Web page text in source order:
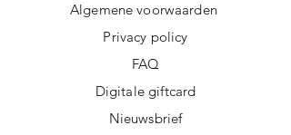
Algemene voorwaarden
Privacy policy
FAQ
Digitale giftcard
Nieuwsbrief